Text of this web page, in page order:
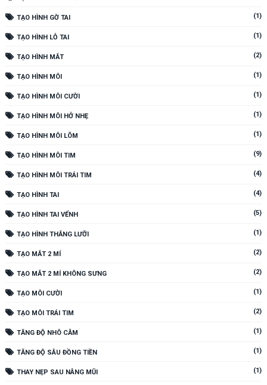
TẠO HÌNH GỜ TAI (1)
TẠO HÌNH LỖ TAI (1)
TẠO HÌNH MẮT (2)
TẠO HÌNH MÔI (1)
TẠO HÌNH MÔI CƯỜI (1)
TẠO HÌNH MÔI HỞ NHẸ (1)
TẠO HÌNH MÔI LÕM (1)
TẠO HÌNH MÔI TIM (9)
TẠO HÌNH MÔI TRÁI TIM (4)
TẠO HÌNH TAI (4)
TẠO HÌNH TAI VỂNH (5)
TẠO HÌNH THẮNG LƯỠI (1)
TẠO MẮT 2 MÍ (2)
TẠO MẮT 2 MÍ KHÔNG SƯNG (2)
TẠO MÔI CƯỜI (1)
TẠO MÔI TRÁI TIM (2)
TĂNG ĐỘ NHÔ CẰM (1)
TĂNG ĐỘ SÂU ĐỒNG TIỀN (1)
THAY NẸP SAU NÂNG MŨI (1)